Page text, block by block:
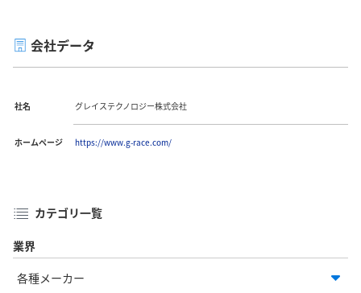
会社データ
社名 グレイステクノロジー株式会社
ホームページ https://www.g-race.com/
カテゴリ一覧
業界
各種メーカー